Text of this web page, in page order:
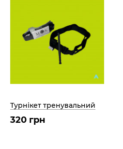
Турнікет тренувальний
320 грн